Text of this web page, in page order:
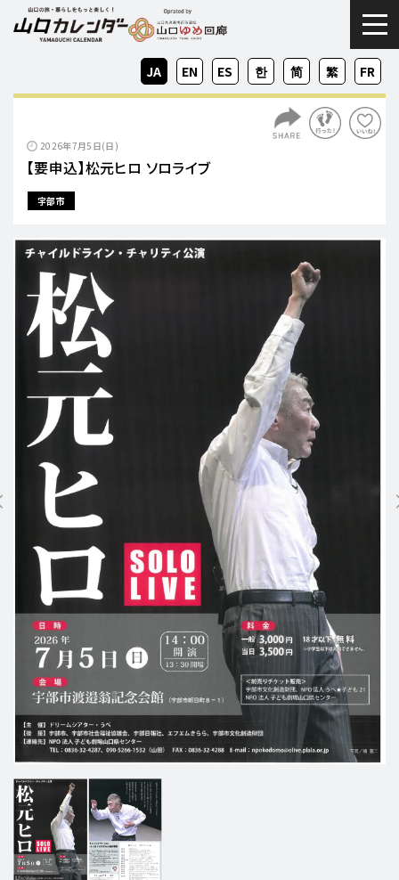
ZH-
CN
ZH-
TW
EN FR
JA KO
ES
2026年7月5日(日)
【要申込】松元ヒロ ソロライブ
宇部市